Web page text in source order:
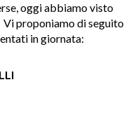
oggi abbiamo visto
proponiamo di seguito
in giornata: